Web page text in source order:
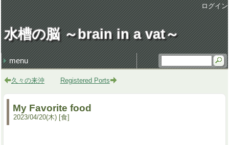
ログイン
水槽の脳 ～brain in a vat～
menu
最近の記事
損得勘定
地獄の行軍
earworm
休日飲み
3代目クラウン
最近のコメント
謹賀新年 system admin
タグ健康・病気 (106)
仕事 (35)
職場 (21)
意見 (9)
食 (59)
時事 (37)
交通 (14)
地域 (62)
映画 (23)
音楽 (35)
趣味 (36)
書籍 (4)
宇宙 (8)
家族 (45)
文化 (69)
その他 (20)
デザイン (8)
流行 (7)
住 (6)
レトロ (27)
技術 (22)
言葉 (9)
季節 (19)
行事 (20)
生活 (39)
天気・気象 (12)
酒 (14)
精神 (46)
自然 (8)
モノ・道具 (8)
歴史 (15)
政治 (4)
旅行 (31)
文学 (1)
植物 (3)
スポーツ (6)
思い出 (2)
久々の来沖 Registered Ports
My Favorite food
2023/04/20(木) 食